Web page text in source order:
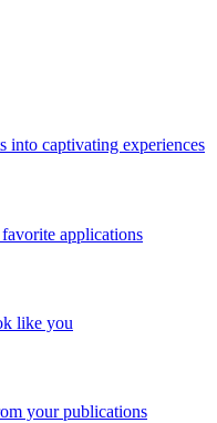
into captivating experiences
applications
like you
your publications